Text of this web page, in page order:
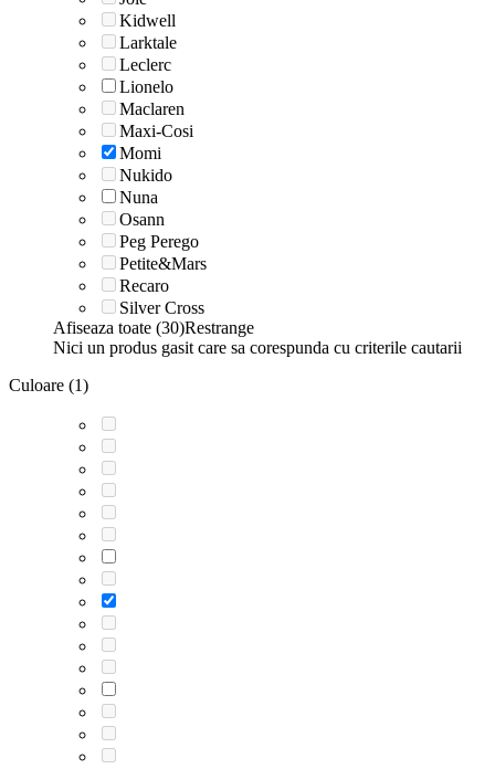
Kidwell
Larktale
Leclerc
Lionelo
Maclaren
Maxi-Cosi
Momi
Nukido
Nuna
Osann
Peg Perego
Petite&Mars
Recaro
Silver Cross
Afiseaza toate (30)Restrange
Nici un produs gasit care sa corespunda cu criterile cautarii
Culoare (1)